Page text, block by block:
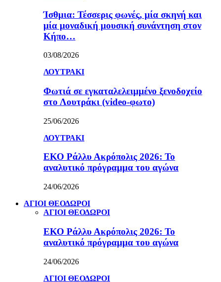
Ίσθμια: Τέσσερις φωνές, μία σκηνή και
μία μοναδική μουσική συνάντηση στον
Κήπο…
03/08/2026
ΛΟΥΤΡΑΚΙ
Φωτιά σε εγκαταλελειμμένο ξενοδοχείο
στο Λουτράκι (video-φωτο)
25/06/2026
ΛΟΥΤΡΑΚΙ
ΕΚΟ Ράλλυ Ακρόπολις 2026: Το
αναλυτικό πρόγραμμα του αγώνα
24/06/2026
ΑΓΙΟΙ ΘΕΟΔΩΡΟΙ
ΑΓΙΟΙ ΘΕΟΔΩΡΟΙ
ΕΚΟ Ράλλυ Ακρόπολις 2026: Το
αναλυτικό πρόγραμμα του αγώνα
24/06/2026
ΑΓΙΟΙ ΘΕΟΔΩΡΟΙ